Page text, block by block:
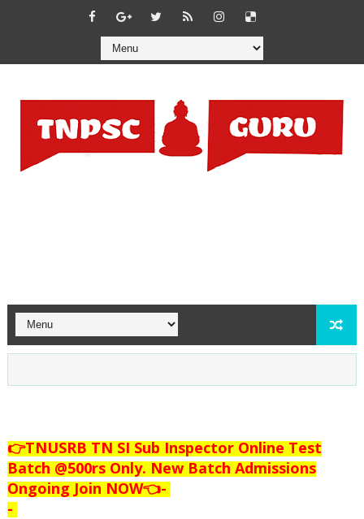
👉TNUSRB TN SI Sub Inspector Online Test
Batch @500rs Only. New Batch Admissions
Ongoing Join NOW👈-
-